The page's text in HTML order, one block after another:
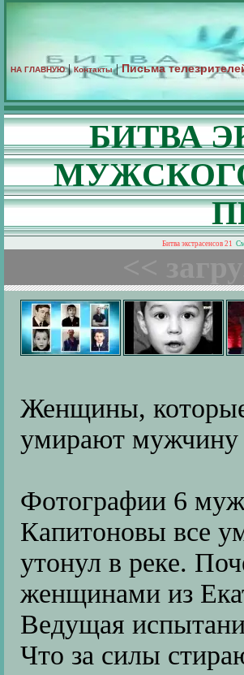
НА ГЛАВНУЮ|Контакты|Письма
БИТВА
Битва экстрасенсов 21
Женщины,
умирают мужчину
Фотографии 6
Капитоновы все
утонул в реке.
женщинами из
Ведущая
Что за силы